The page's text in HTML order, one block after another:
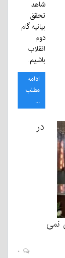
شاهد
تحقق
بیانیه گام
دوم
انقلاب
باشیم.
ادامه
مطلب
...
در
نمی